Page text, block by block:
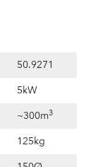
50.9271
5kW
~300m3
125kg